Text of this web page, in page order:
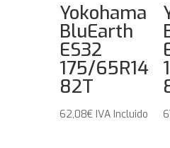
Yokohama
BluEarth
ES32
175/65R14
82T
62,08€ IVA Incluido